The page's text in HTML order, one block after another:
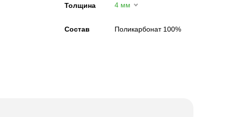
Толщина 4 мм
Состав Поликарбонат 100%